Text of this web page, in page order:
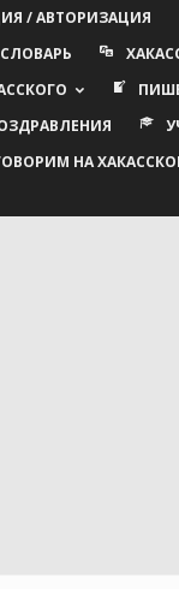
/ АВТОРИЗАЦИЯ
НА